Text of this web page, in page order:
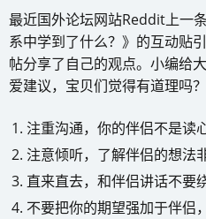
最近国外论坛网站Reddit上一
系中学到了什么？》的互动贴
帖分享了自己的观点。小编给
爱建议，宝贝们觉得有道理吗？
注重沟通，你的伴侣不是读
注意倾听，了解伴侣的想法
直来直去，和伴侣讲话不要
不要把你的期望强加于伴侣